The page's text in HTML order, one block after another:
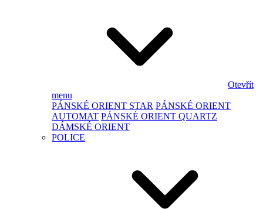
Otevřít
menu
PÁNSKÉ ORIENT STAR PÁNSKÉ ORIENT
AUTOMAT PÁNSKÉ ORIENT QUARTZ
DÁMSKÉ ORIENT
POLICE